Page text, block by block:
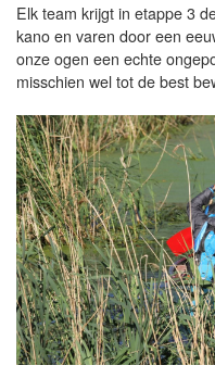
Elk team krijgt in etappe 3
kano en varen door een
onze ogen een echte
misschien wel tot de best